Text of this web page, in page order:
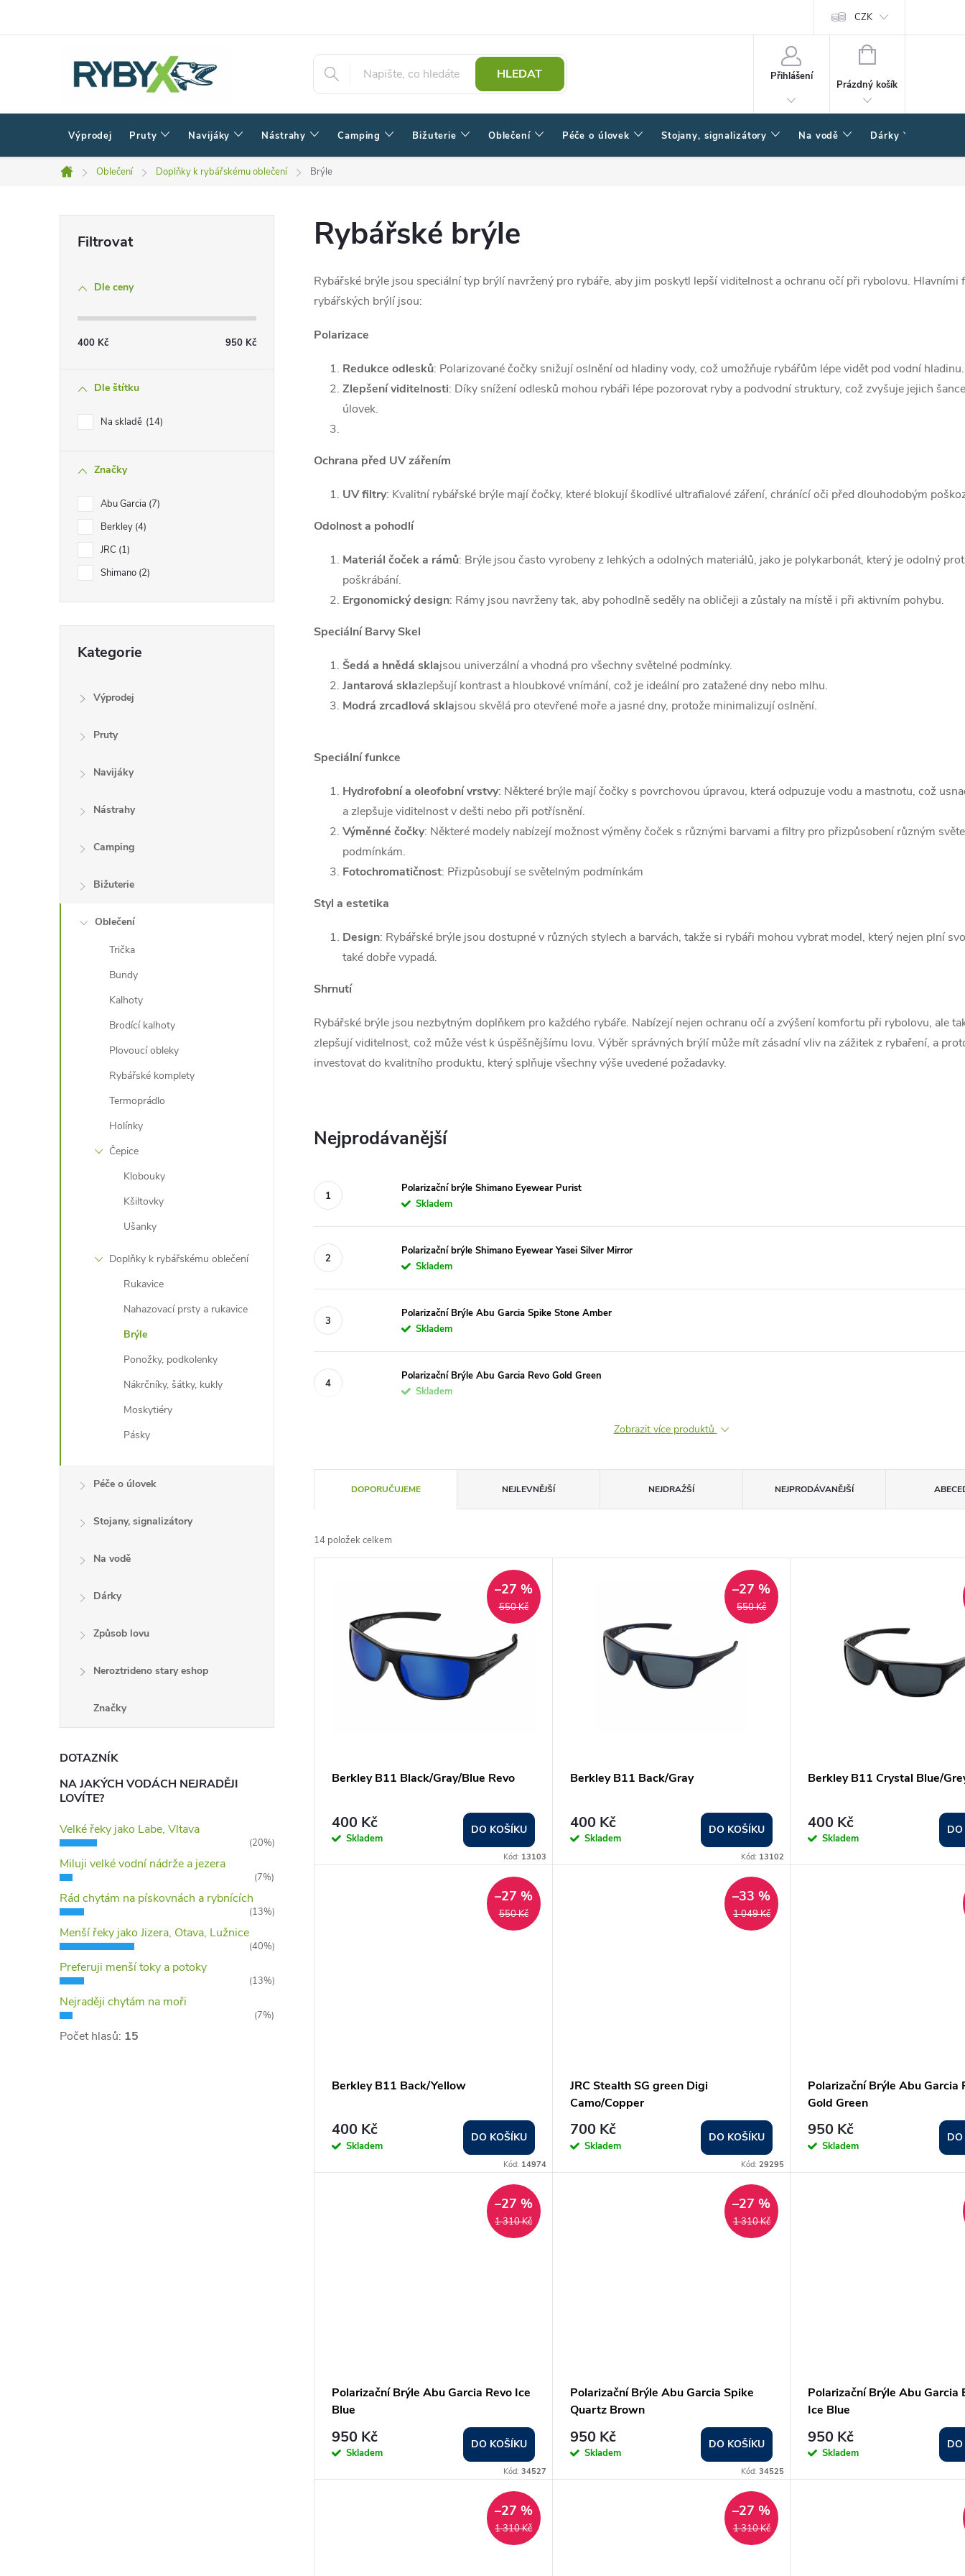
CZK
HLEDAT Přihlášení
NÁKUPNÍ
Prázdný košík
Výprodej Pruty Navijáky Nástrahy Camping Bižuterie Oblečení Péče o úlovek Stojany, signalizátory Na vodě Dárky
Domů
Oblečení Doplňky k rybářskému oblečení Brýle
n
Dle ceny
400 Kč 950 Kč
Dle štítku
Na skladě 14
Značky
Abu Garcia 7
Berkley 4
JRC 1
Shimano 2
kategorie
Kategorie
Výprodej
Pruty
Navijáky
Nástrahy
Camping
Bižuterie
Oblečení
Trička
Bundy
Kalhoty
Brodící kalhoty
Plovoucí obleky
Rybářské komplety
Termoprádlo
Holínky
Čepice
Klobouky
Kšiltovky
Ušanky
Doplňky k rybářskému oblečení
Rukavice
Nahazovací prsty a rukavice
Brýle
Ponožky, podkolenky
Nákrčníky, šátky, kukly
Moskytiéry
Pásky
Péče o úlovek
Stojany, signalizátory
Na vodě
Dárky
Způsob lovu
Neroztrideno stary eshop
Značky
DOTAZNÍK
NA JAKÝCH VODÁCH NEJRADĚJI
LOVÍTE?
Velké řeky jako Labe, Vltava
(20%)
Miluji velké vodní nádrže a jezera
(7%)
Rád chytám na pískovnách a rybnících
(13%)
Menší řeky jako Jizera, Otava, Lužnice
(40%)
Preferuji menší toky a potoky
(13%)
Nejraději chytám na moři
(7%)
Počet hlasů: 15
Rybářské brýle
Rybářské brýle jsou speciální typ brýlí navržený pro rybáře, aby jim poskytl lepší viditelnost a ochranu očí při rybolovu. Hlavními
rybářských brýlí jsou:
Polarizace
Redukce odlesků: Polarizované čočky snižují oslnění od hladiny vody, což umožňuje rybářům lépe vidět pod vodní hladinu.
Zlepšení viditelnosti: Díky snížení odlesků mohou rybáři lépe pozorovat ryby a podvodní struktury, což zvyšuje jejich
úlovek.
Ochrana před UV zářením
UV filtry: Kvalitní rybářské brýle mají čočky, které blokují škodlivé ultrafialové záření, chránící oči před dlouhodobým
Odolnost a pohodlí
Materiál čoček a rámů: Brýle jsou často vyrobeny z lehkých a odolných materiálů, jako je polykarbonát, který je odolný
poškrábání.
Ergonomický design: Rámy jsou navrženy tak, aby pohodlně seděly na obličeji a zůstaly na místě i při aktivním pohybu.
Speciální Barvy Skel
Šedá a hnědá sklajsou univerzální a vhodná pro všechny světelné podmínky.
Jantarová sklazlepšují kontrast a hloubkové vnímání, což je ideální pro zatažené dny nebo mlhu.
Modrá zrcadlová sklajsou skvělá pro otevřené moře a jasné dny, protože minimalizují oslnění.
Speciální funkce
Hydrofobní a oleofobní vrstvy: Některé brýle mají čočky s povrchovou úpravou, která odpuzuje vodu a mastnotu, což
a zlepšuje viditelnost v dešti nebo při potřísnění.
Výměnné čočky: Některé modely nabízejí možnost výměny čoček s různými barvami a filtry pro přizpůsobení různým
podmínkám.
Fotochromatičnost: Přizpůsobují se světelným podmínkám
Styl a estetika
Design: Rybářské brýle jsou dostupné v různých stylech a barvách, takže si rybáři mohou vybrat model, který nejen plní
také dobře vypadá.
Shrnutí
Rybářské brýle jsou nezbytným doplňkem pro každého rybáře. Nabízejí nejen ochranu očí a zvýšení komfortu při rybolovu, ale
zlepšují viditelnost, což může vést k úspěšnějšímu lovu. Výběr správných brýlí může mít zásadní vliv na zážitek z rybaření, a
investovat do kvalitního produktu, který splňuje všechny výše uvedené požadavky.
Nejprodávanější
Polarizační brýle Shimano Eyewear Purist
Skladem
Polarizační brýle Shimano Eyewear Yasei Silver Mirror
Skladem
Polarizační Brýle Abu Garcia Spike Stone Amber
Skladem
Polarizační Brýle Abu Garcia Revo Gold Green
Skladem
Zobrazit více produktů
a
z
DOPORUČUJEME NEJLEVNĚJŠÍ NEJDRAŽŠÍ NEJPRODÁVANĚJŠÍ
14 položek celkem
d
550 Kč
–27 %
Berkley B11 Black/Gray/Blue Revo
400 Kč
Skladem
DO KOŠÍKU
Kód: 13103
550 Kč
–27 %
Berkley B11 Back/Gray
400 Kč
Skladem
DO KOŠÍKU
Kód: 13102
Berkley B11 Crystal Blue/
400 Kč
Skladem
550 Kč
–27 %
Berkley B11 Back/Yellow
400 Kč
Skladem
DO KOŠÍKU
Kód: 14974
1 049 Kč
–33 %
JRC Stealth SG green Digi
Camo/Copper
700 Kč
Skladem
DO KOŠÍKU
Kód:29295
Polarizační Brýle Abu Garcia
Gold Green
950 Kč
Skladem
1 310 Kč
–27 %
Polarizační Brýle Abu Garcia Revo Ice
Blue
950 Kč
Skladem
DO KOŠÍKU
Kód: 34527
1 310 Kč
–27 %
Polarizační Brýle Abu Garcia Spike
Quartz Brown
950 Kč
Skladem
DO KOŠÍKU
Kód:34525
Polarizační Brýle Abu Garcia
Ice Blue
950 Kč
Skladem
1 310 Kč
–27 %
1 310 Kč
–27 %